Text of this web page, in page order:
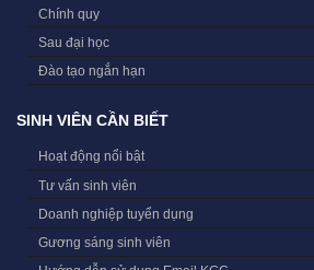
Chính quy
Sau đại học
Đào tạo ngắn hạn
SINH VIÊN CẦN BIẾT
Hoạt động nổi bật
Tư vấn sinh viên
Doanh nghiệp tuyển dụng
Gương sáng sinh viên